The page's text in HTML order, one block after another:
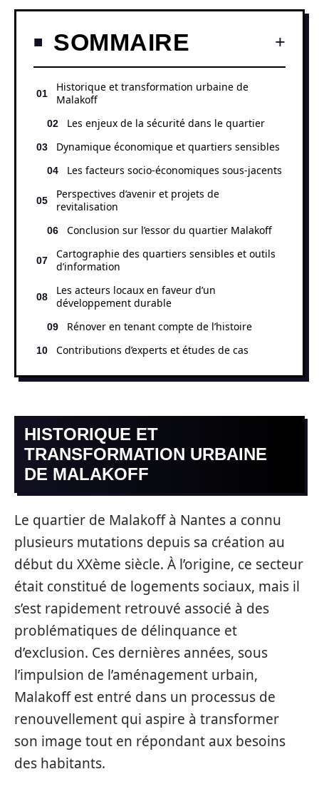
SOMMAIRE
Historique et transformation urbaine de
Malakoff
Les enjeux de la sécurité dans le quartier
Dynamique économique et quartiers sensibles
Les facteurs socio-économiques sous-jacents
Perspectives d’avenir et projets de
revitalisation
Conclusion sur l’essor du quartier Malakoff
Cartographie des quartiers sensibles et outils
d’information
Les acteurs locaux en faveur d’un
développement durable
Rénover en tenant compte de l’histoire
Contributions d’experts et études de cas
HISTORIQUE ET
TRANSFORMATION URBAINE
DE MALAKOFF
Le quartier de Malakoff à Nantes a connu
plusieurs mutations depuis sa création au
début du XXème siècle. À l’origine, ce secteur
était constitué de logements sociaux, mais il
s’est rapidement retrouvé associé à des
problématiques de délinquance et
d’exclusion. Ces dernières années, sous
l’impulsion de l’aménagement urbain,
Malakoff est entré dans un processus de
renouvellement qui aspire à transformer
son image tout en répondant aux besoins
des habitants.